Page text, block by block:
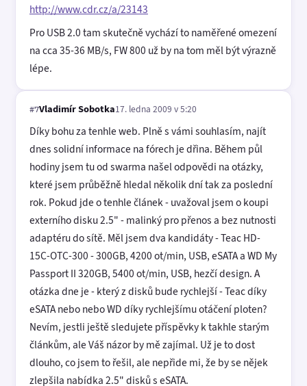
http://www.cdr.cz/a/23143
Pro USB 2.0 tam skutečně vychází to naměřené omezení
na cca 35-36 MB/s, FW 800 už by na tom měl být výrazně
lépe.
#7Vladimír Sobotka17. ledna 2009 v 5:20
Díky bohu za tenhle web. Plně s vámi souhlasím, najít
dnes solidní informace na fórech je dřina. Během půl
hodiny jsem tu od swarma našel odpovědi na otázky,
které jsem průběžně hledal několik dní tak za poslední
rok. Pokud jde o tenhle článek - uvažoval jsem o koupi
externího disku 2.5" - malinký pro přenos a bez nutnosti
adaptéru do sítě. Měl jsem dva kandidáty - Teac HD-
15C-OTC-300 - 300GB, 4200 ot/min, USB, eSATA a WD My
Passport II 320GB, 5400 ot/min, USB, hezčí design. A
otázka dne je - který z disků bude rychlejší - Teac díky
eSATA nebo nebo WD díky rychlejšímu otáčení ploten?
Nevím, jestli ještě sledujete příspěvky k takhle starým
článkům, ale Váš názor by mě zajímal. Už je to dost
dlouho, co jsem to řešil, ale nepřide mi, že by se nějek
zlepšila nabídka 2.5" disků s eSATA.